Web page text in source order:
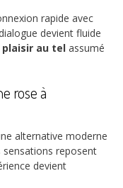
rapide avec
devient fluide
plaisir au tel assumé
rose à
alternative moderne
sensations reposent
devient